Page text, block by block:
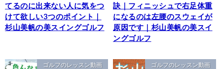
てるのに出来ない人に気をつ
けて欲しい3つのポイント｜
杉山美帆の美スイングゴルフ
訣｜フィニッシュで右足体重
になるのは左腰のスウェイが
原因です｜杉山美帆の美スイ
ングゴルフ
ゴルフのレッスン動画 ゴルフのレッスン動画